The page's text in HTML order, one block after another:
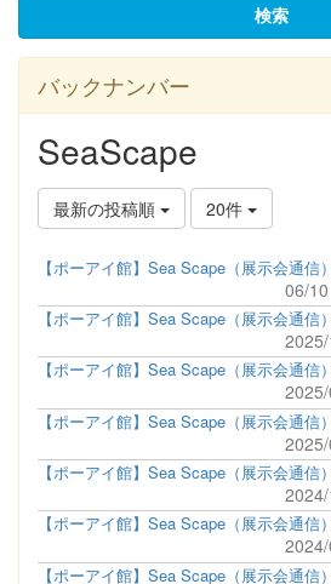
検索
バックナンバー
SeaScape
最新の投稿順 20件
【ポーアイ館】Sea Scape（展示会通信
06/10
【ポーアイ館】Sea Scape（展示会通信
【ポーアイ館】Sea Scape（展示会通信
【ポーアイ館】Sea Scape（展示会通信
【ポーアイ館】Sea Scape（展示会通信
【ポーアイ館】Sea Scape（展示会通信
【ポーアイ館】Sea Scape（展示会通信